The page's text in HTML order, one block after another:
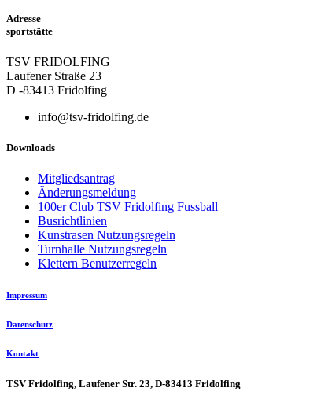
Adresse
sportstätte
TSV FRIDOLFING
Laufener Straße 23
D -83413 Fridolfing
info@tsv-fridolfing.de
Downloads
Mitgliedsantrag
Änderungsmeldung
100er Club TSV Fridolfing Fussball
Busrichtlinien
Kunstrasen Nutzungsregeln
Turnhalle Nutzungsregeln
Klettern Benutzerregeln
Impressum
Datenschutz
Kontakt
TSV Fridolfing, Laufener Str. 23, D-83413 Fridolfing